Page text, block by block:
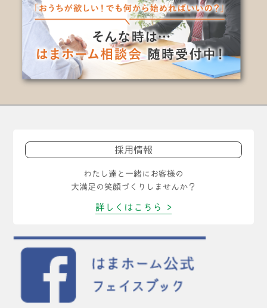
採用情報
わたし達と一緒にお客様の
大満足の笑顔づくりしませんか？
詳しくはこちら >